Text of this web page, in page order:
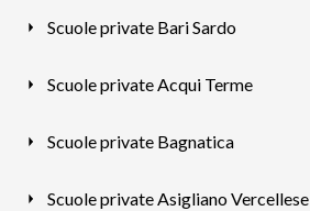
Scuole private Bari Sardo
Scuole private Acqui Terme
Scuole private Bagnatica
Scuole private Asigliano Vercellese